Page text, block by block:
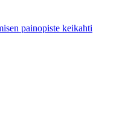
painopiste keikahti